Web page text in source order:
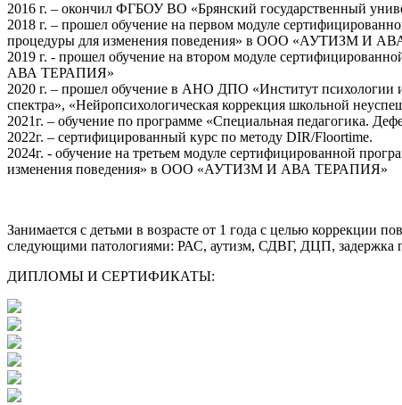
2016 г. – окончил ФГБОУ ВО «Брянский государственный
2018 г. – прошел обучение на первом модуле
процедуры для изменения поведения» в ООО «АУТИЗМ И
2019 г. - прошел обучение на втором модуле
АВА ТЕРАПИЯ»
2020 г. – прошел обучение в АНО ДПО «Институт психологии и
спектра», «Нейропсихологическая коррекция школьной
2021г. – обучение по программе «Специальная педагогика.
2022г. – сертифицированный курс по методу DIR/Floortime.
2024г. - обучение на третьем модуле сертифицированной
изменения поведения» в ООО «АУТИЗМ И АВА ТЕРАПИЯ»
Занимается с детьми в возрасте от 1 года с целью коррекции
следующими патологиями: РАС, аутизм, СДВГ, ДЦП, задержка
ДИПЛОМЫ И СЕРТИФИКАТЫ: